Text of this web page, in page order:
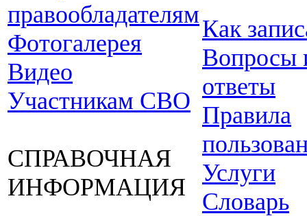
правообладателям
Фотогалерея
Видео
Участникам СВО
СПРАВОЧНАЯ
ИНФОРМАЦИЯ
Как
Вопросы
ответы
Правила
Услуги
Словарь